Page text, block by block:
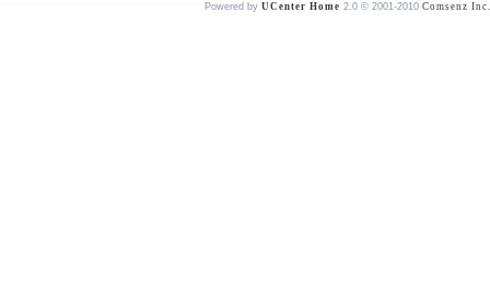
Powered by UCenter Home 2.0 © 2001-2010 Comsenz Inc.